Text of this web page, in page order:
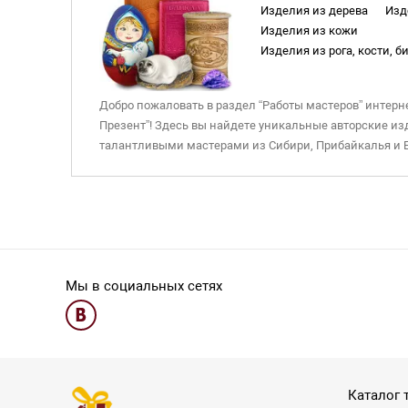
Изделия из дерева
Изделия из кожи
Изделия из рога, кости,
Добро пожаловать в раздел “Работы мастеров”
Презент”! Здесь вы найдете уникальные авторские
талантливыми мастерами из Сибири, Прибайкалья и
Мы в социальных сетях
Каталог